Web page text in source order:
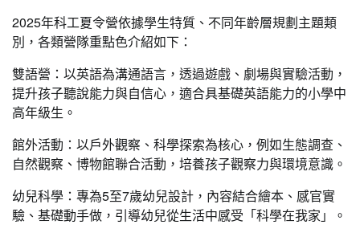
2025年科工夏令營依據學生特質、不同年齡層規劃主題類
別，各類營隊重點色介紹如下：
雙語營：以英語為溝通語言，透過遊戲、劇場與實驗活動，
提升孩子聽說能力與自信心，適合具基礎英語能力的小學中
高年級生。
館外活動：以戶外觀察、科學探索為核心，例如生態調查、
自然觀察、博物館聯合活動，培養孩子觀察力與環境意識。
幼兒科學：專為5至7歲幼兒設計，內容結合繪本、感官實
驗、基礎動手做，引導幼兒從生活中感受「科學在我家」。